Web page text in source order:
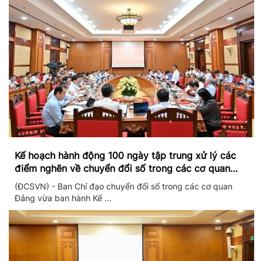
Kế hoạch hành động 100 ngày tập trung xử lý các
điểm nghẽn về chuyển đổi số trong các cơ quan
Đảng
(ĐCSVN) - Ban Chỉ đạo chuyển đổi số trong các cơ quan
Đảng vừa ban hành Kế ...